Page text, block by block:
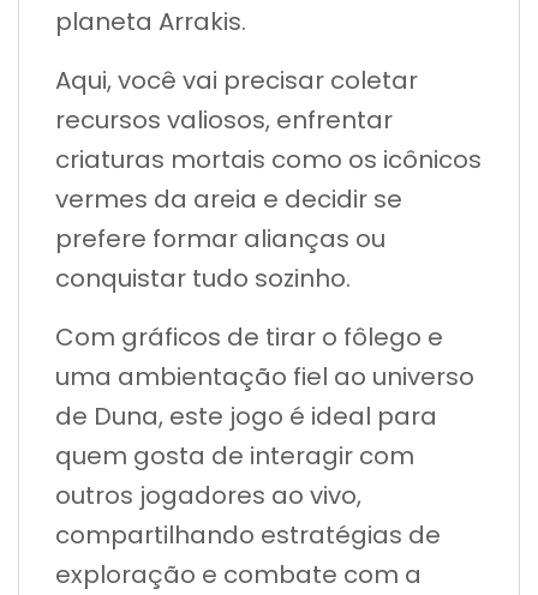
planeta Arrakis.
Aqui, você vai precisar coletar
recursos valiosos, enfrentar
criaturas mortais como os icônicos
vermes da areia e decidir se
prefere formar alianças ou
conquistar tudo sozinho.
Com gráficos de tirar o fôlego e
uma ambientação fiel ao universo
de Duna, este jogo é ideal para
quem gosta de interagir com
outros jogadores ao vivo,
compartilhando estratégias de
exploração e combate com a